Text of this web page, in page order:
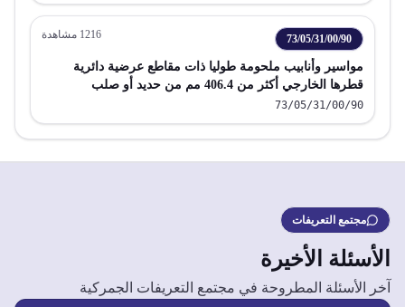
73/05/31/00/90
1216 مشاهدة
مواسير وأنابيب ملحومة طوليا ذات مقاطع عرضية دائرية
قطرها الخارجي أكثر من 406.4 مم من حديد أو صلب
73/05/31/00/90
مجتمع التعريفات
الأسئلة الأخيرة
آخر الأسئلة المطروحة في مجتمع التعريفات الجمركية